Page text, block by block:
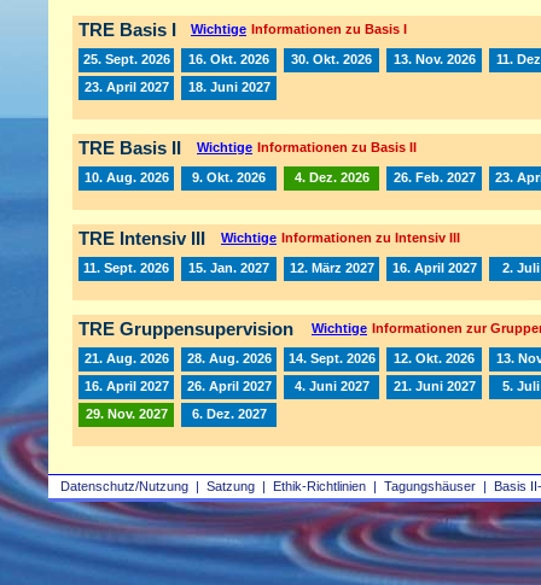
Datenschutz/Nutzung | Satzung | Ethik-Richtlinien | Tagungshäuser | Basis
TRE Basis I Wichtige Informationen zu Basis I
25. Sept. 2026 16. Okt. 2026 30. Okt. 2026 13. Nov. 2026
11.
23. April 2027
18. Juni 2027
TRE Basis II Wichtige Informationen zu Basis II
10. Aug. 2026 9. Okt. 2026 4. Dez. 2026 26. Feb. 2027 23.
TRE Intensiv III Wichtige Informationen zu Intensiv III
11. Sept. 2026 15. Jan. 2027 12. März 2027 16. April 2027 2. Juli
TRE Gruppensupervision Wichtige Informationen zur
21. Aug. 2026 28. Aug. 2026 14. Sept. 2026 12. Okt. 2026
13.
16. April 2027
26. April 2027 4. Juni 2027 21. Juni 2027
5. Juli
29. Nov. 2027
6. Dez. 2027